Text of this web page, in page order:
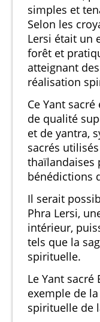
simples et
Selon les
Lersi était un
forêt et
atteignant
réalisation
Ce Yant
de qualité
et de yantra,
sacrés
thaïlandaises
bénédictions
Il serait
Phra Lersi,
intérieur,
tels que la
spirituelle.
Le Yant sacré
exemple de
spirituelle de